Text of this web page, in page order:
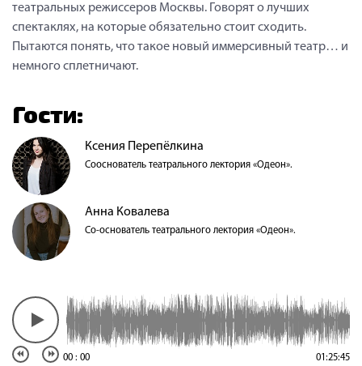
театральных режиссеров Москвы. Говорят о лучших
спектаклях, на которые обязательно стоит сходить.
Пытаются понять, что такое новый иммерсивный театр… и
немного сплетничают.
Гости:
Ксения Перепёлкина
Сооснователь театрального лектория «Одеон».
Анна Ковалева
Со-основатель театрального лектория «Одеон».
00 : 00 01:25:45